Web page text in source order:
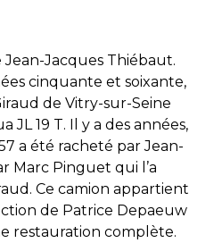
Jean-Jacques Thiébaut.
cinquante et soixante,
de Vitry-sur-Seine
JL 19 T. Il y a des années,
a été racheté par Jean-
Marc Pinguet qui l’a
Ce camion appartient
de Patrice Depaeuw
restauration complète.